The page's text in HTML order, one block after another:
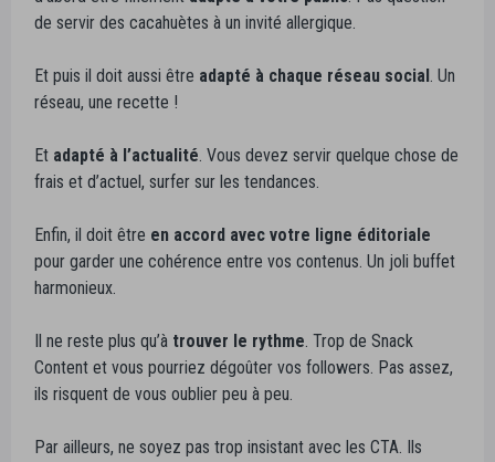
de servir des cacahuètes à un invité allergique.
Et puis il doit aussi être adapté à chaque réseau social . Un
réseau, une recette !
Et adapté à l’actualité. Vous devez servir quelque chose de
frais et d’actuel, surfer sur les tendances.
Enfin, il doit être en accord avec votre ligne éditoriale
pour garder une cohérence entre vos contenus. Un joli buffet
harmonieux.
Il ne reste plus qu’à trouver le rythme. Trop de Snack
Content et vous pourriez dégoûter vos followers. Pas assez,
ils risquent de vous oublier peu à peu.
Par ailleurs, ne soyez pas trop insistant avec les CTA. Ils